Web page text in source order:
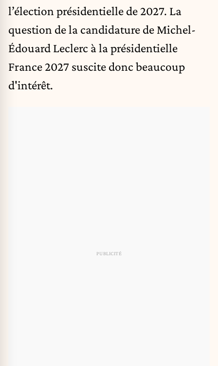
l’élection présidentielle de 2027. La
question de la candidature de Michel-
Édouard Leclerc à la présidentielle
France 2027 suscite donc beaucoup
d'intérêt.